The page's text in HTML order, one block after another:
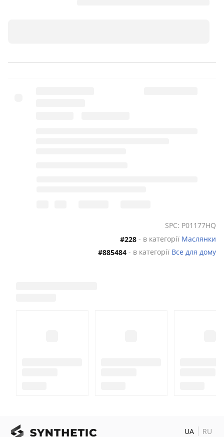
SPC: P01177HQ
#228 - в категорії Маслянки
#885484 - в категорії Все для дому
UA RU